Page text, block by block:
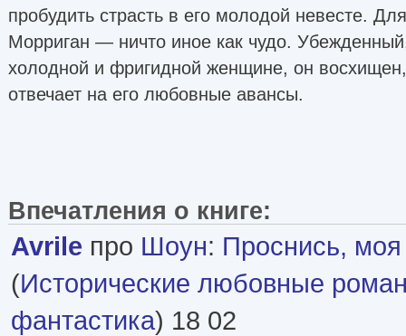
пробудить страсть в его молодой невесте.
Морриган — ничто иное как чудо.
холодной и фригидной женщине, он
отвечает на его любовные авансы.
Впечатления о книге:
Avrile про Шоун: Проснись,
(Исторические любовные
фантастика) 18 02